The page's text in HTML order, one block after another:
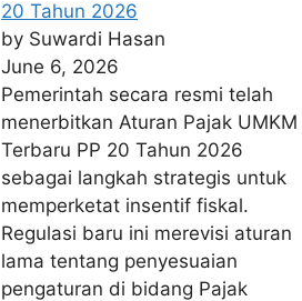
20 Tahun 2026
by Suwardi Hasan
June 6, 2026
Pemerintah secara resmi telah
menerbitkan Aturan Pajak UMKM
Terbaru PP 20 Tahun 2026
sebagai langkah strategis untuk
memperketat insentif fiskal.
Regulasi baru ini merevisi aturan
lama tentang penyesuaian
pengaturan di bidang Pajak